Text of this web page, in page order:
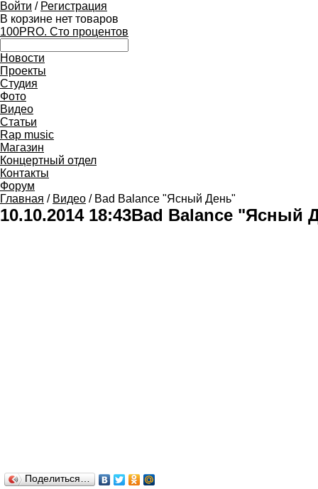
Войти / Регистрация
В корзине нет товаров
100PRO. Сто процентов
Новости
Проекты
Студия
Фото
Видео
Статьи
Rap music
Магазин
Концертный отдел
Контакты
Форум
Главная / Видео / Bad Balance "Ясный День"
10.10.2014 18:43Bad Balance "Ясный
Поделиться…